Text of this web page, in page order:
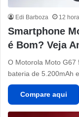
Edi Barboza 12
Smartphone
é Bom? Veja
O Motorola Moto G67
bateria de 5.200mAh
Compare aqui